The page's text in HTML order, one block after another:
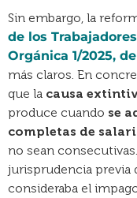
Sin embargo, la
de los Trabajadores
Orgánica 1/2025,
más claros. En
que la causa
produce cuando se
completas de
no sean
jurisprudencia previa
consideraba el